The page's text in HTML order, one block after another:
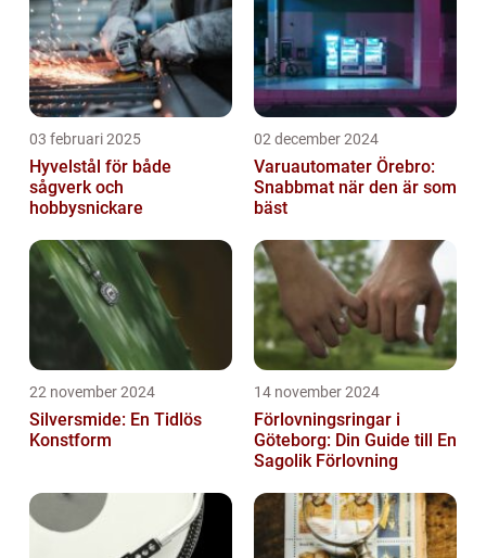
03 februari 2025
Hyvelstål för både
sågverk och
hobbysnickare
02 december 2024
Varuautomater Örebro:
Snabbmat när den är som
bäst
22 november 2024
Silversmide: En Tidlös
Konstform
14 november 2024
Förlovningsringar i
Göteborg: Din Guide till En
Sagolik Förlovning